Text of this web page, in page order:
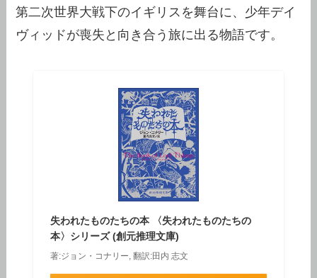
第二次世界大戦下のイギリスを舞台に、少年デイ
ヴィッドが喪失と向き合う旅に出る物語です。
失われたものたちの本 〈失われたものたちの
本〉シリーズ (創元推理文庫)
著:ジョン・コナリー, 翻訳:田内 志文